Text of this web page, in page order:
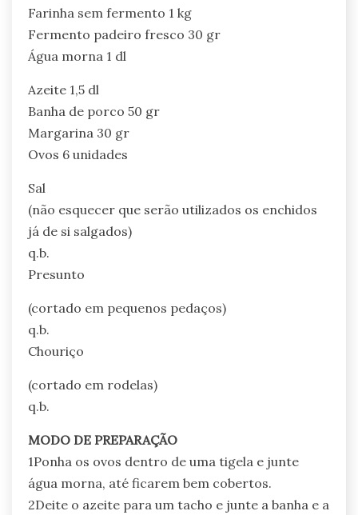
Farinha sem fermento 1 kg
Fermento padeiro fresco 30 gr
Água morna 1 dl
Azeite 1,5 dl
Banha de porco 50 gr
Margarina 30 gr
Ovos 6 unidades
Sal
(não esquecer que serão utilizados os enchidos
já de si salgados)
q.b.
Presunto
(cortado em pequenos pedaços)
q.b.
Chouriço
(cortado em rodelas)
q.b.
MODO DE PREPARAÇÃO
1Ponha os ovos dentro de uma tigela e junte
água morna, até ficarem bem cobertos.
2Deite o azeite para um tacho e junte a banha e a